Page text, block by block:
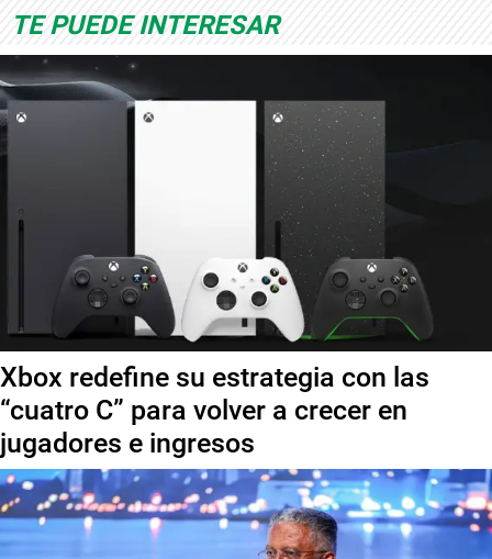
TE PUEDE INTERESAR
Xbox redefine su estrategia con las
“cuatro C” para volver a crecer en
jugadores e ingresos